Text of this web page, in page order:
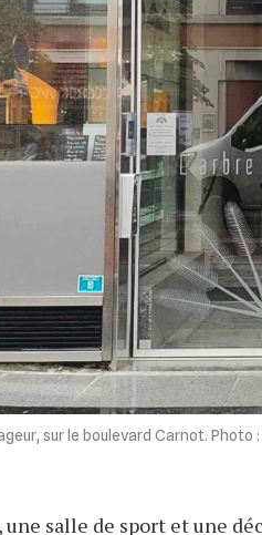
sur le boulevard Carnot. Photo
une salle de sport et une